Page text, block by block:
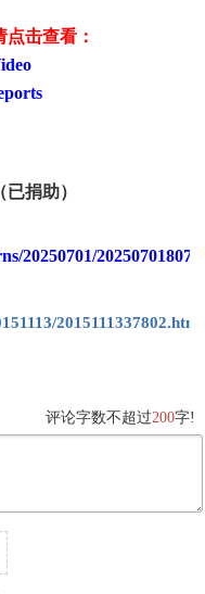
击查看：
捐助）
20250701/
2015111337802.html
评论字数不超过200字!